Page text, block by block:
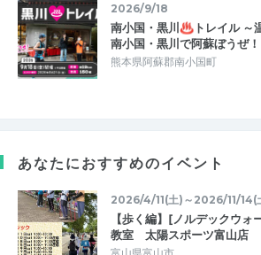
2026/9/18
南小国・黒川♨トレイル ～
南小国・黒川で阿蘇ぼうぜ！
熊本県阿蘇郡南小国町
あなたにおすすめのイベント
2026/4/11(土)～2026/11/14(
【歩く編】[ノルデックウォ
教室 太陽スポーツ富山店
富山県富山市